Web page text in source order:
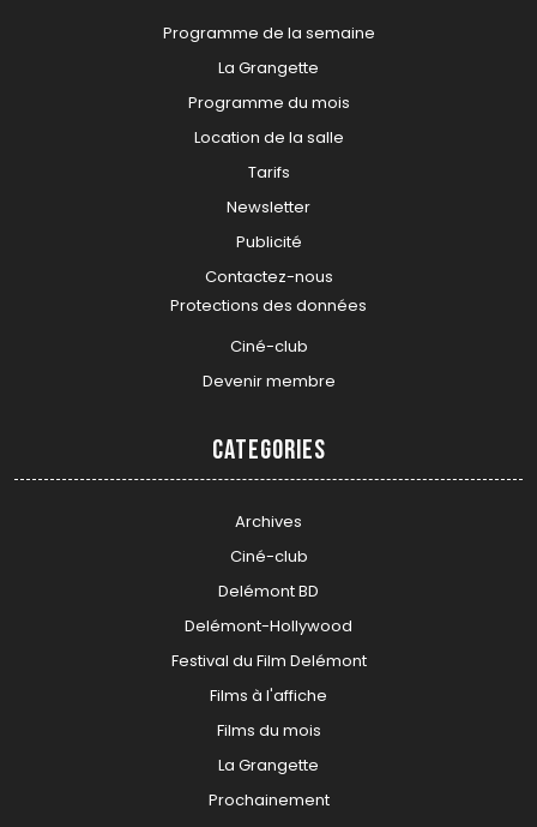
Programme de la semaine
La Grangette
Programme du mois
Location de la salle
Tarifs
Newsletter
Publicité
Contactez-nous
Protections des données
Ciné-club
Devenir membre
Categories
Archives
Ciné-club
Delémont BD
Delémont-Hollywood
Festival du Film Delémont
Films à l'affiche
Films du mois
La Grangette
Prochainement